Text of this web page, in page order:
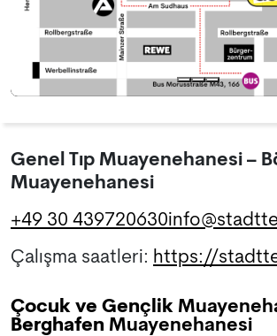
Genel Tıp Muayenehanesi –
Muayenehanesi
+49 30 439720630
Çalışma saatleri: https://
Çocuk ve Gençlik
Berghafen Muayenehanesi